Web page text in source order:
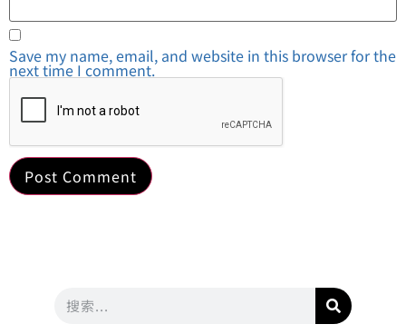
Save my name, email, and website in this browser for the
next time I comment.